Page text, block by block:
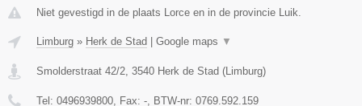
Niet gevestigd in de plaats Lorce en in de provincie Luik.
Limburg » Herk de Stad Google maps ▼
Smolderstraat 42/2, 3540 Herk de Stad (Limburg)
Tel: 0496939800, Fax: -, BTW-nr: 0769.592.159